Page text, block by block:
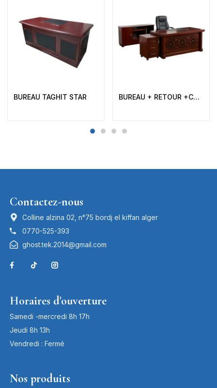
BUREAU TAGHIT STAR BUREAU + RETOUR +CAISSON MOBILE TC
Contactez-nous
Colline alzina 02, n°75 bordj el kiffan alger
0770-525-393
ghost.tek.2014@gmail.com
Horaires d'ouverture
Samedi -mercredi 8h 17h
Jeudi 8h 13h
Vendredi : Fermé
Nos produits